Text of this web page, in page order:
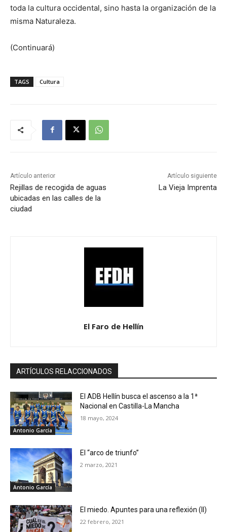
toda la cultura occidental, sino hasta la organización de la
misma Naturaleza.
(Continuará)
TAGS Cultura
Artículo anterior
Rejillas de recogida de aguas
ubicadas en las calles de la
ciudad
Artículo siguiente
La Vieja Imprenta
El Faro de Hellín
ARTÍCULOS RELACCIONADOS
Antonio García
El ADB Hellín busca el ascenso a la 1ª
Nacional en Castilla-La Mancha
18 mayo, 2024
Antonio García
El “arco de triunfo”
2 marzo, 2021
El miedo. Apuntes para una reflexión (II)
22 febrero, 2021